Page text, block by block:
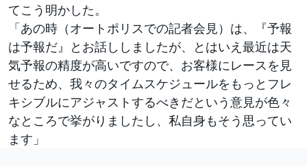
てこう明かした。
「あの時（オートポリスでの記者会見）は、『予報
は予報だ』とお話ししましたが、とはいえ最近は天
気予報の精度が高いですので、お客様にレースを見
せるため、我々のタイムスケジュールをもっとフレ
キシブルにアジャストするべきだという意見が色々
なところで挙がりましたし、私自身もそう思ってい
ます」